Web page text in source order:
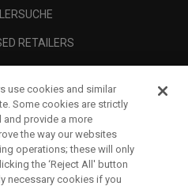
RETAILERS
use cookies and similar
Some cookies are strictly
and provide a more
the way our websites
operations; these will only
the ‘Reject All' button
necessary cookies if you